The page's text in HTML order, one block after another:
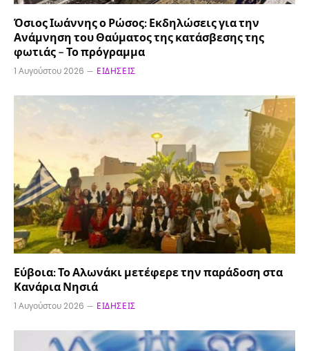
Όσιος Ιωάννης ο Ρώσος: Εκδηλώσεις για την
Ανάμνηση του Θαύματος της κατάσβεσης της
φωτιάς – Το πρόγραμμα
1 Αυγούστου 2026 ΕΙΔΉΣΕΙΣ
Εύβοια: Το Αλωνάκι μετέφερε την παράδοση στα
Κανάρια Νησιά
1 Αυγούστου 2026 ΕΙΔΉΣΕΙΣ